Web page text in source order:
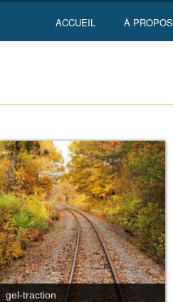
ACCUEIL À PROPOS
gel-traction